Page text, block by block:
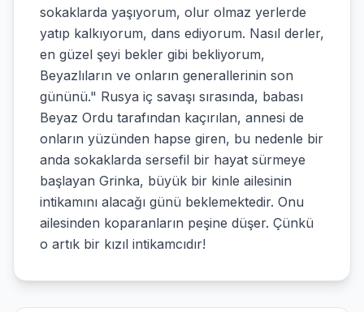
sokaklarda yaşıyorum, olur olmaz yerlerde
yatıp kalkıyorum, dans ediyorum. Nasıl derler,
en güzel şeyi bekler gibi bekliyorum,
Beyazlıların ve onların generallerinin son
gününü." Rusya iç savaşı sırasında, babası
Beyaz Ordu tarafından kaçırılan, annesi de
onların yüzünden hapse giren, bu nedenle bir
anda sokaklarda sersefil bir hayat sürmeye
başlayan Grinka, büyük bir kinle ailesinin
intikamını alacağı günü beklemektedir. Onu
ailesinden koparanların peşine düşer. Çünkü
o artık bir kızıl intikamcıdır!